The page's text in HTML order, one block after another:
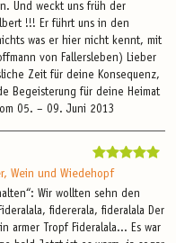
Und weckt uns früh der
!!! Er führt uns in den
was er hier nicht kennt, mit
von Fallersleben) Lieber
Zeit für deine Konsequenz,
Begeisterung für deine Heimat
05. – 09. Juni 2013
Wein und Wiedehopf
Wir wollten sehn den
fidererala, fideralala Der
armer Tropf Fideralala... Es war